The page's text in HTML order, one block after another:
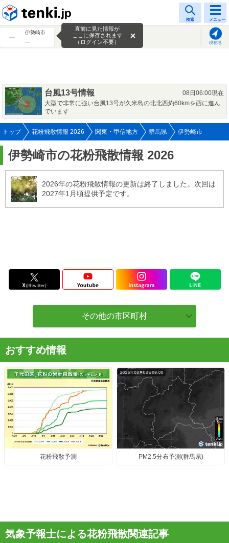
検索 メニュー
伊勢崎市
---
現在地
直前に見た情報が
ここに保存されます
（ログイン不要）
台風13号情報
08日06:00現在
大型で非常に強い台風13号が久米島の北北西約60kmを西に進ん
でいます
トップ 花粉飛散情報 2026 関東・甲信地方 群馬県 伊勢崎市
伊勢崎市の花粉飛散情報 2026
2026年の花粉飛散情報の更新は終了しました。次回は
2027年1月頃提供予定です。
その他の市区町村
おすすめ情報
花粉飛散予測 PM2.5分布予測(群馬県)
気象予報士による花粉飛散関連記事